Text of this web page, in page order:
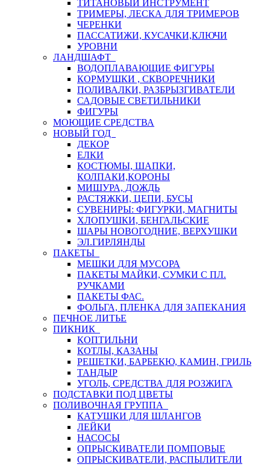
ТИТАНОВЫЙ ИНСТРУМЕНТ
ТРИМЕРЫ, ЛЕСКА ДЛЯ ТРИМЕРОВ
ЧЕРЕНКИ
ПАССАТИЖИ, КУСАЧКИ,КЛЮЧИ
УРОВНИ
ЛАНДШАФТ
ВОДОПЛАВАЮЩИЕ ФИГУРЫ
КОРМУШКИ , СКВОРЕЧНИКИ
ПОЛИВАЛКИ, РАЗБРЫЗГИВАТЕЛИ
САДОВЫЕ СВЕТИЛЬНИКИ
ФИГУРЫ
МОЮЩИЕ СРЕДСТВА
НОВЫЙ ГОД
ДЕКОР
ЕЛКИ
КОСТЮМЫ, ШАПКИ,
КОЛПАКИ,КОРОНЫ
МИШУРА, ДОЖДЬ
РАСТЯЖКИ, ЦЕПИ, БУСЫ
СУВЕНИРЫ: ФИГУРКИ, МАГНИТЫ
ХЛОПУШКИ, БЕНГАЛЬСКИЕ
ШАРЫ НОВОГОДНИЕ, ВЕРХУШКИ
ЭЛ.ГИРЛЯНДЫ
ПАКЕТЫ
МЕШКИ ДЛЯ МУСОРА
ПАКЕТЫ МАЙКИ, СУМКИ С ПЛ.
РУЧКАМИ
ПАКЕТЫ ФАС.
ФОЛЬГА, ПЛЕНКА ДЛЯ ЗАПЕКАНИЯ
ПЕЧНОЕ ЛИТЬЕ
ПИКНИК
КОПТИЛЬНИ
КОТЛЫ, КАЗАНЫ
РЕШЕТКИ, БАРБЕКЮ, КАМИН, ГРИЛЬ
ТАНДЫР
УГОЛЬ, СРЕДСТВА ДЛЯ РОЗЖИГА
ПОДСТАВКИ ПОД ЦВЕТЫ
ПОЛИВОЧНАЯ ГРУППА
КАТУШКИ ДЛЯ ШЛАНГОВ
ЛЕЙКИ
НАСОСЫ
ОПРЫСКИВАТЕЛИ ПОМПОВЫЕ
ОПРЫСКИВАТЕЛИ, РАСПЫЛИТЕЛИ